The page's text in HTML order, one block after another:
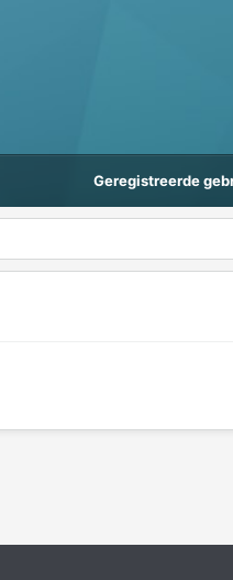
Geregistreerde